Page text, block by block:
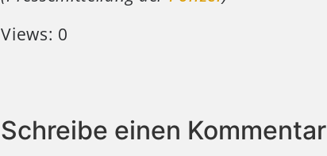
Views: 0
Schreibe einen Kommentar